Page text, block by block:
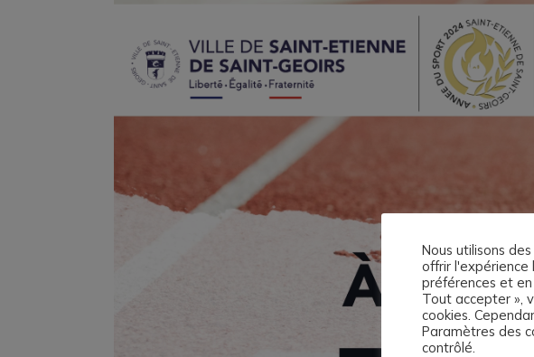
Nous utilisons
offrir l'expérience
préférences et
Tout accepter »,
cookies.
Paramètres des
contrôlé.